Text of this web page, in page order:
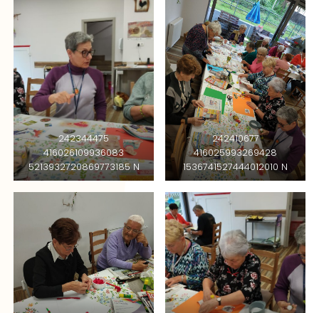
242344475
416026109936083
5213932720869773185 N
242410677
416025993269428
1536741527444012010 N